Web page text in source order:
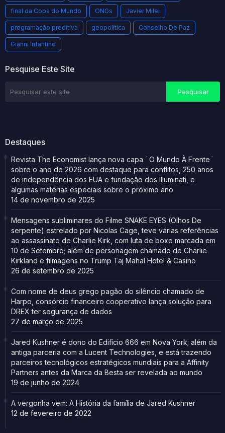
final da Copa do Mundo ONGs Javier Milei
programação preditiva geopolítica Conselho De Paz
Gianni Infantino
Pesquise Este Site
Destaques
Revista The Economist lança nova capa ¨O Mundo À Frente¨
sobre o ano de 2026 com destaque para conflitos, 250 anos
de independência dos EUA e fundação dos Illuminati, e
algumas matérias especiais sobre o próximo ano
14 de novembro de 2025
Mensagens subliminares do Filme SNAKE EYES (Olhos De
serpente) estrelado por Nicolas Cage, teve várias referências
ao assassinato de Charlie Kirk, com luta de boxe marcada em
10 de Setembro; além de personagem chamado de Charlie
Kirkland e filmagens no Trump Taj Mahal Hotel & Casino
26 de setembro de 2025
Com nome de deus grego pagão do silêncio chamado de
Harpo, consórcio financeiro cooperativo lança solução para
DREX ter segurança de dados
27 de março de 2025
Jared Kushner é dono do Edifício 666 em Nova York; além da
antiga parceria com a Lucent Technologies, e está trazendo
parceiros tecnológicos estratégicos mundiais para a Affinity
Partners antes da Marca da Besta ser revelada ao mundo
19 de junho de 2024
A vergonha vem: A História da família de Jared Kushner
12 de fevereiro de 2022